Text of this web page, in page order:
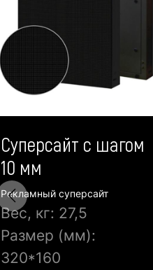
Суперсайт с шагом
10 мм
Рекламный суперсайт
Вес, кг: 27,5
Размер (мм):
320*160